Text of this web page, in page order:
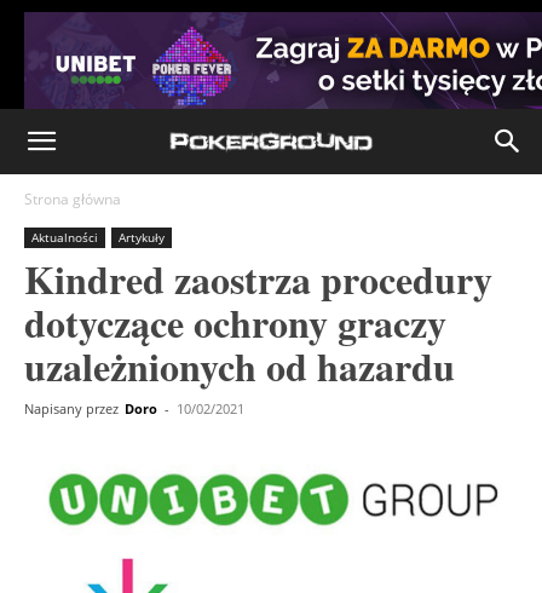
Strona główna
Aktualności Artykuły
Kindred zaostrza procedury
dotyczące ochrony graczy
uzależnionych od hazardu
Napisany przez Doro - 10/02/2021